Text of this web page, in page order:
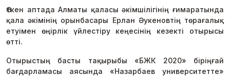
Өткен аптада Алматы қаласы әкімшілігінің ғимаратында
қала әкімінің орынбасары Ерлан Әукеновтің төрағалық
етуімен өңірлік үйлестіру кеңесінің кезекті отырысы
өтті.
Отырыстың басты тақырыбы «БЖК 2020» біріңғай
бағдарламасы аясында «Назарбаев университетте»